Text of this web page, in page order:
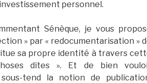
personnel.
Sénèque, je vous
» par « redocumentarisation »
sa propre identité à travers
dites ». Et de bien
tend la notion de